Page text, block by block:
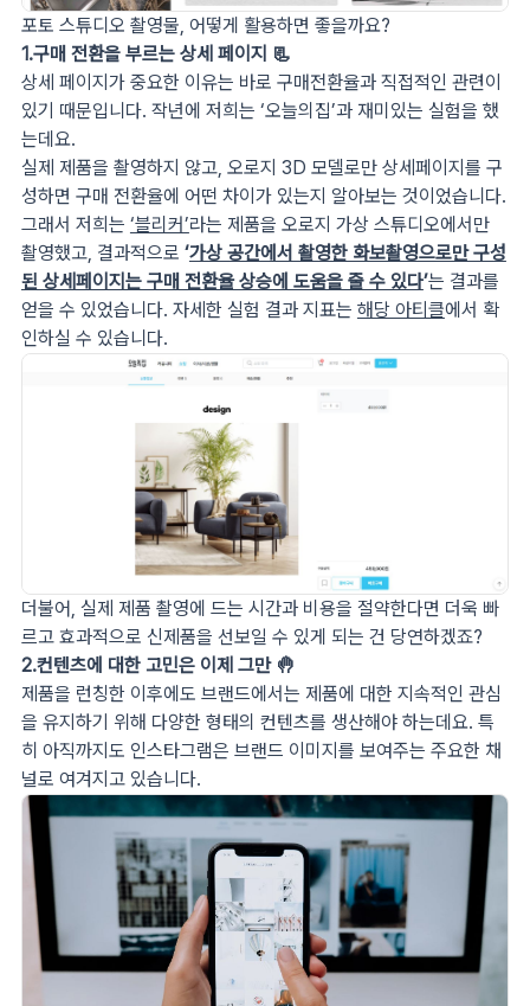
포토 스튜디오 촬영물, 어떻게 활용하면 좋을까요?
1.구매 전환을 부르는 상세 페이지 📃
상세 페이지가 중요한 이유는 바로 구매전환율과 직접적인 관련이
있기 때문입니다. 작년에 저희는 ‘오늘의집’과 재미있는 실험을 했
는데요.
실제 제품을 촬영하지 않고, 오로지 3D 모델로만 상세페이지를 구
성하면 구매 전환율에 어떤 차이가 있는지 알아보는 것이었습니다.
그래서 저희는 ‘블리커’라는 제품을 오로지 가상 스튜디오에서만
촬영했고, 결과적으로 ‘가상 공간에서 촬영한 화보촬영으로만 구성
된 상세페이지는 구매 전환율 상승에 도움을 줄 수 있다’는 결과를
얻을 수 있었습니다. 자세한 실험 결과 지표는 해당 아티클에서 확
인하실 수 있습니다.
더불어, 실제 제품 촬영에 드는 시간과 비용을 절약한다면 더욱 빠
르고 효과적으로 신제품을 선보일 수 있게 되는 건 당연하겠죠?
2.컨텐츠에 대한 고민은 이제 그만 🤚
제품을 런칭한 이후에도 브랜드에서는 제품에 대한 지속적인 관심
을 유지하기 위해 다양한 형태의 컨텐츠를 생산해야 하는데요. 특
히 아직까지도 인스타그램은 브랜드 이미지를 보여주는 주요한 채
널로 여겨지고 있습니다.